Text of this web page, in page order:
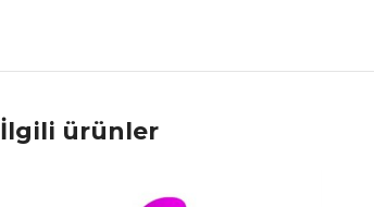
İlgili ürünler